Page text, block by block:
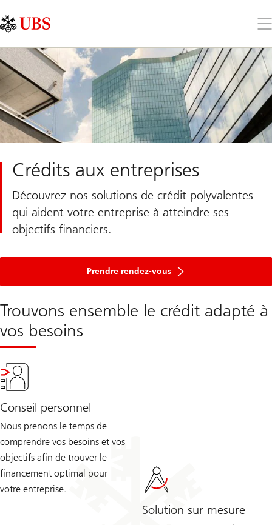
Links
Area
le
Crédits aux entreprises
Découvrez nos solutions de crédit polyvalentes
qui aident votre entreprise à atteindre ses
objectifs financiers.
Prendre rendez-vous
Trouvons ensemble le crédit adapté à
vos besoins
Conseil personnel
Nous prenons le temps de
comprendre vos besoins et vos
objectifs afin de trouver le
financement optimal pour
votre entreprise.
Solution sur mesure